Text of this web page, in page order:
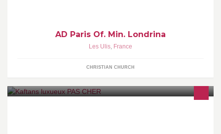
AD Paris Of. Min. Londrina
Les Ulis, France
CHRISTIAN CHURCH